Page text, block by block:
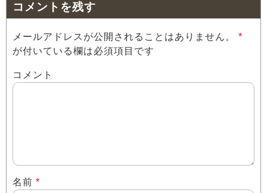
コメントを残す
メールアドレスが公開されることはありません。
*
が付いている欄は必須項目です
コメント
名前 *